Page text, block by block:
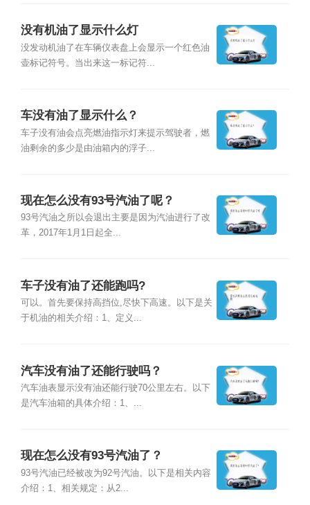
没有机油了显示什么灯
没发动机油了在车辆仪表盘上会显示一个红色油
壶标记符号。当出来这一标记符...
车没有油了显示什么？
车子没有油会点亮燃油指示灯来提示驾驶者，燃
油剩余的多少是由油箱内的浮子...
现在怎么没有93号汽油了呢？
93号汽油之所以会退出主要是因为汽油进行了改
革，2017年1月1日起全...
车子没有油了还能跑吗?
可以。首先要保持高挡位,尽快下高速。以下是关
于机油的相关介绍：1、定义...
汽车没有油了还能行驶吗？
汽车油表显示没有油还能行驶70公里左右。以下
是汽车油箱的具体介绍：1、...
现在怎么没有93号汽油了？
93号汽油已经被改为92号汽油。以下是相关内容
介绍：1、相关规定：从2...